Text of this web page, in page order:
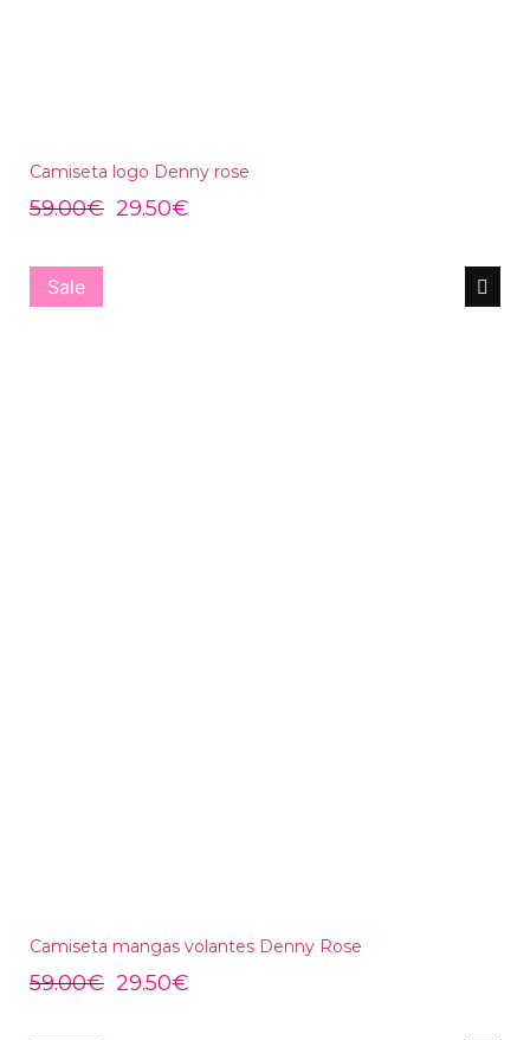
Camiseta logo Denny rose
59.00€ 29.50€
Sale
Camiseta mangas volantes Denny Rose
59.00€ 29.50€